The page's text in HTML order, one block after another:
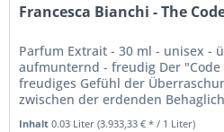
Francesca Bianchi - The
Parfum Extrait - 30 ml - unisex -
aufmunternd - freudig Der
freudiges Gefühl der
zwischen der erdenden
verspielten Helligkeit der...
Inhalt0.03 Liter(3.933,33 € * / 1 Liter)